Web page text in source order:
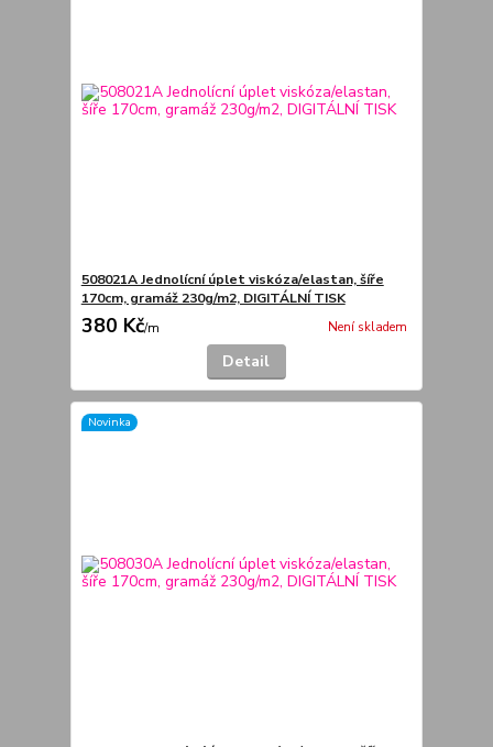
508021A Jednolícní úplet viskóza/elastan, šíře
170cm, gramáž 230g/m2, DIGITÁLNÍ TISK
380 Kč/m Není skladem
Detail
Novinka